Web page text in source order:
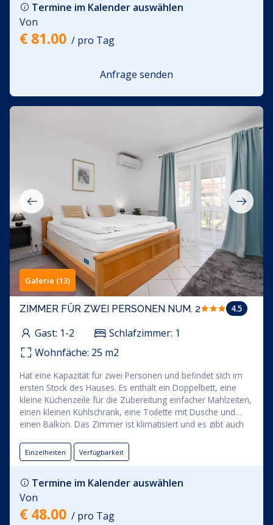
der Anlage inbegriffen.
Termine im Kalender auswählen
Von
€ 81.00 / pro Tag
Anfrage senden
Galerie (13)
ZIMMER FÜR ZWEI PERSONEN NUM. 2 4.5
Gast: 1-2 Schlafzimmer: 1
Wohnfäche: 25 m2
Hat eine Kapazität für zwei Personen und befindet sich im
ersten Stock des Hauses. Es enthält ein Doppelbett, eine
kleine Küchenzeile für die Zubereitung einfacher Mahlzeiten,
einen kleinen Kühlschrank, eine Toilette mit Dusche und
einen Balkon. Das Zimmer ist klimatisiert und es gibt auch
beinhaltet die Nutzung von: Bettwäsche, Handtücher, WLAN
und bewachter Parkplatz innerhalb der Anlage.
Einzelheiten Verfügbarkeit
Termine im Kalender auswählen
Von
€ 48.00 / pro Tag